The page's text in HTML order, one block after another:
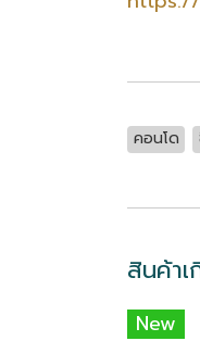
คอนโด
สินค้า
New